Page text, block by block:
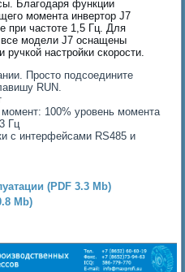
Благодаря функции
момента инвертор J7
при частоте 1,5 Гц. Для
все модели J7 оснащены
настройки скорости.
Просто подсоедините
RUN.
100% уровень момента
Гц
с интерфейсами RS485 и
(PDF 3.3 Mb)
Mb)